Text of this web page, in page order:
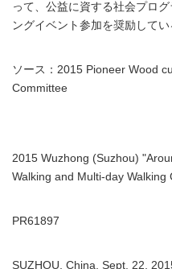
って、公益に資する社会プロ
ングイベント参加を奨励してい
ソース：2015 Pioneer Wood
Committee
2015 Wuzhong (Suzhou)
Walking and Multi-day
PR61897
SUZHOU, China, Sept. 22,